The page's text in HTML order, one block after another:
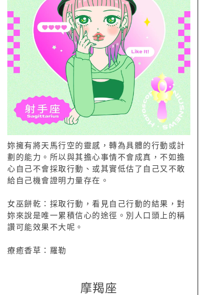
妳擁有將天馬行空的靈感，轉為具體的行動或計
劃的能力。所以與其擔心事情不會成真，不如擔
心自己不會採取行動、或其實低估了自己又不敢
給自己機會證明力量存在。
女巫餅乾：採取行動，看見自己行動的結果，對
妳來說是唯一累積信心的途徑。別人口頭上的稱
讚可能效果不大呢。
療癒香草：羅勒
摩羯座